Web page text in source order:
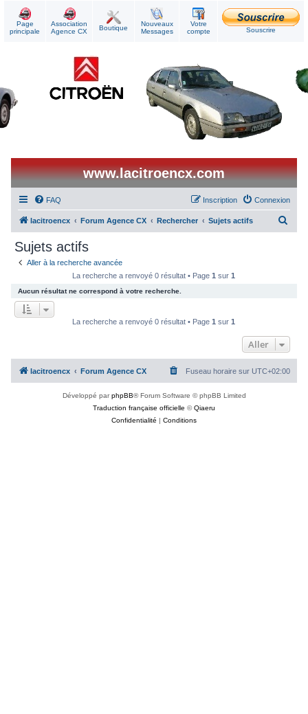
Page
principale
Association
Agence CX
Boutique
Nouveaux
Messages
Votre
compte
Souscrire
www.lacitroencx.com
FAQ Connexion
Inscription
lacitroencx Forum Agence CX Rechercher Sujets actifs
h
e
r
Sujets actifs
Aller à la recherche avancée
La recherche a renvoyé 0 résultat • Page1 sur1
Aucun résultat ne correspond à votre recherche.
La recherche a renvoyé 0 résultat • Page1 sur1
Aller
lacitroencx Forum Agence CX Fuseau horaire sur UTC+02:00
Développé parphpBB® Forum Software © phpBB Limited
Traduction française officielle ©Qiaeru
Confidentialité | Conditions